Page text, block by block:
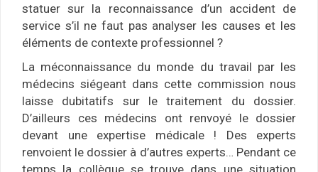
statuer sur la reconnaissance d’un accident de
service s’il ne faut pas analyser les causes et les
éléments de contexte professionnel ?
La méconnaissance du monde du travail par les
médecins siégeant dans cette commission nous
laisse dubitatifs sur le traitement du dossier.
D’ailleurs ces médecins ont renvoyé le dossier
devant une expertise médicale ! Des experts
renvoient le dossier à d’autres experts… Pendant ce